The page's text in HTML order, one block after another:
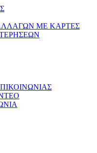
ΜΕ ΚΑΡΤΕΣ